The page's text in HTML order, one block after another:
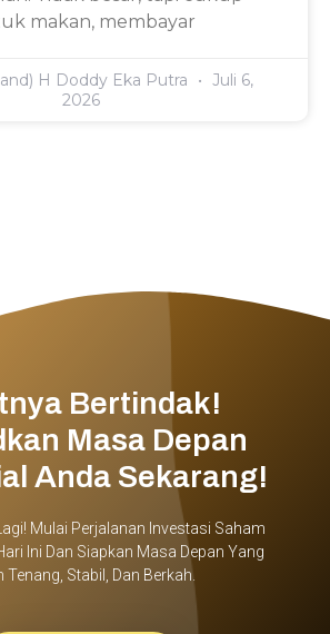
makan, membayar
H Doddy Eka Putra
Juli 6,
2026
Bertindak!
Masa Depan
Anda Sekarang!
Mulai Perjalanan Investasi Saham
Ini Dan Siapkan Masa Depan Yang
Tenang, Stabil, Dan Berkah.